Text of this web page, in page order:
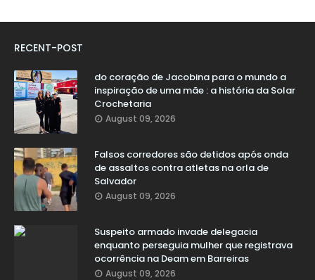
RECENT-POST
do coração de Jacobina para o mundo a
inspiração de uma mãe : a história da Solar
Crochetaria
August 09, 2026
Falsos corredores são detidos após onda
de assaltos contra atletas na orla de
Salvador
August 09, 2026
Suspeito armado invade delegacia
enquanto perseguia mulher que registrava
ocorrência na Deam em Barreiras
August 09, 2026